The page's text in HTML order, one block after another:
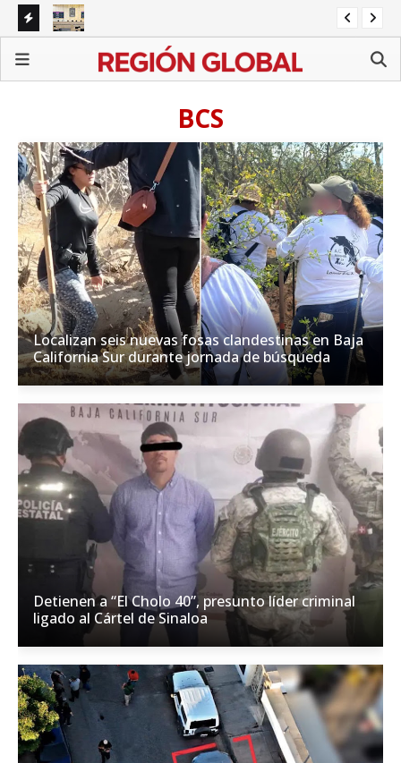
Congreso de Puebla concentra agenda en reformas
sectoriales mientras persisten pendientes estatales
BCS
Localizan seis nuevas fosas clandestinas en Baja
California Sur durante jornada de búsqueda
Detienen a “El Cholo 40”, presunto líder criminal
ligado al Cártel de Sinaloa